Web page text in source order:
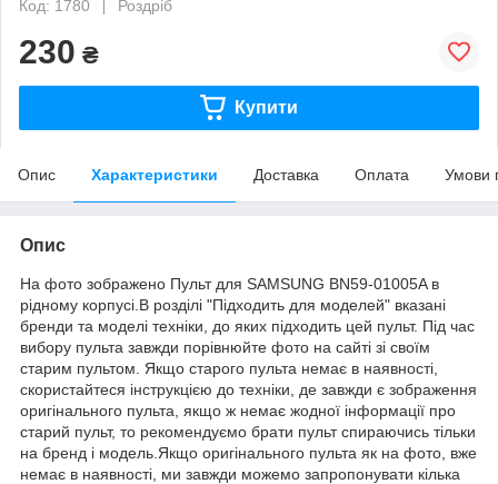
Код: 1780
Роздріб
230 ₴
Купити
Опис Характеристики Доставка Оплата Умови
Опис
На фото зображено Пульт для SAMSUNG BN59-01005A в
рідному корпусі.В розділі "Підходить для моделей" вказані
бренди та моделі техніки, до яких підходить цей пульт. Під час
вибору пульта завжди порівнюйте фото на сайті зі своїм
старим пультом. Якщо старого пульта немає в наявності,
скористайтеся інструкцією до техніки, де завжди є зображення
оригінального пульта, якщо ж немає жодної інформації про
старий пульт, то рекомендуємо брати пульт спираючись тільки
на бренд і модель.Якщо оригінального пульта як на фото, вже
немає в наявності, ми завжди можемо запропонувати кілька